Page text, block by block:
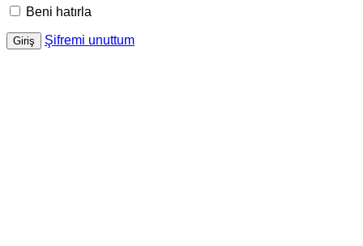
Beni hatırla
Şifremi unuttum